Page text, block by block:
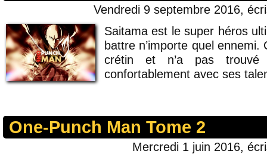
Vendredi 9 septembre 2016,
Saitama est le super héros
battre n’importe quel
crétin et n’a pas
confortablement avec ses
One-Punch Man Tome 2
Mercredi 1 juin 2016,